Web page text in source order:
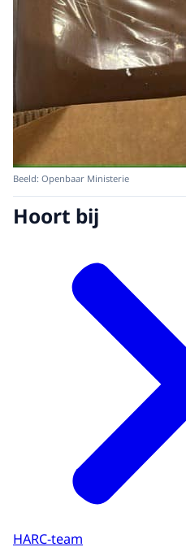
Beeld: Openbaar Ministerie
Hoort bij
HARC-team